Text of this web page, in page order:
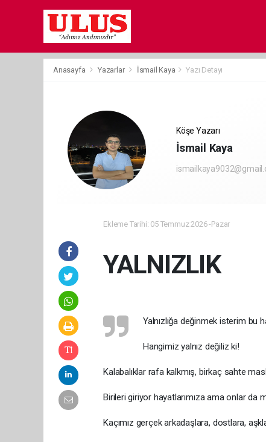
Anasayfa Yazarlar İsmail Kaya Yazı Detayı
Köşe Yazarı
İsmail Kaya
Ekleme Tarihi: 05 Temmuz 2026 -Pazar
YALNIZLIK
Yalnızlığa değinmek isterim bu
Hangimiz yalnız değiliz ki!
Kalabalıklar rafa kalkmış, birkaç sahte
Birileri giriyor hayatlarımıza ama onlar da
Kaçımız gerçek arkadaşlara, dostlara,